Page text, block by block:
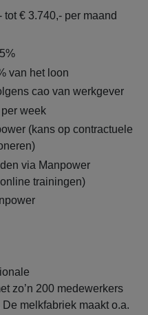
€ 3.740,- per maand
van het loon
cao van werkgever
week
(kans op contractuele
via Manpower
trainingen)
zo’n 200 medewerkers
melkfabriek maakt o.a.